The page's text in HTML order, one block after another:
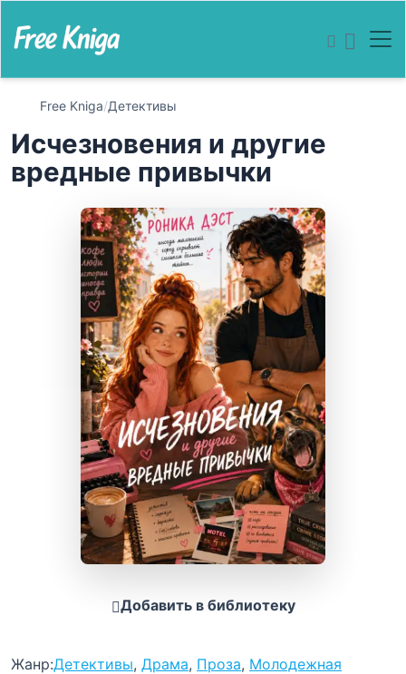
Free Kniga/Детективы
Исчезновения и другие
вредные привычки
Добавить в библиотеку
Жанр:Детективы, Драма, Проза, Молодежная